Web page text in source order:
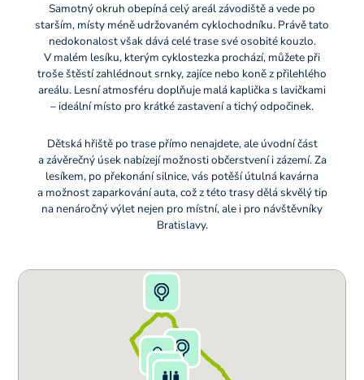
Samotný okruh obepíná celý areál závodiště a vede po
starším, místy méně udržovaném cyklochodníku. Právě tato
nedokonalost však dává celé trase své osobité kouzlo.
V malém lesíku, kterým cyklostezka prochází, můžete při
troše štěstí zahlédnout srnky, zajíce nebo koně z přilehlého
areálu. Lesní atmosféru doplňuje malá kaplička s lavičkami
– ideální místo pro krátké zastavení a tichý odpočinek.
Dětská hřiště po trase přímo nenajdete, ale úvodní část
a závěrečný úsek nabízejí možnosti občerstvení i zázemí. Za
lesíkem, po překonání silnice, vás potěší útulná kavárna
a možnost zaparkování auta, což z této trasy dělá skvělý tip
na nenáročný výlet nejen pro místní, ale i pro návštěvníky
Bratislavy.